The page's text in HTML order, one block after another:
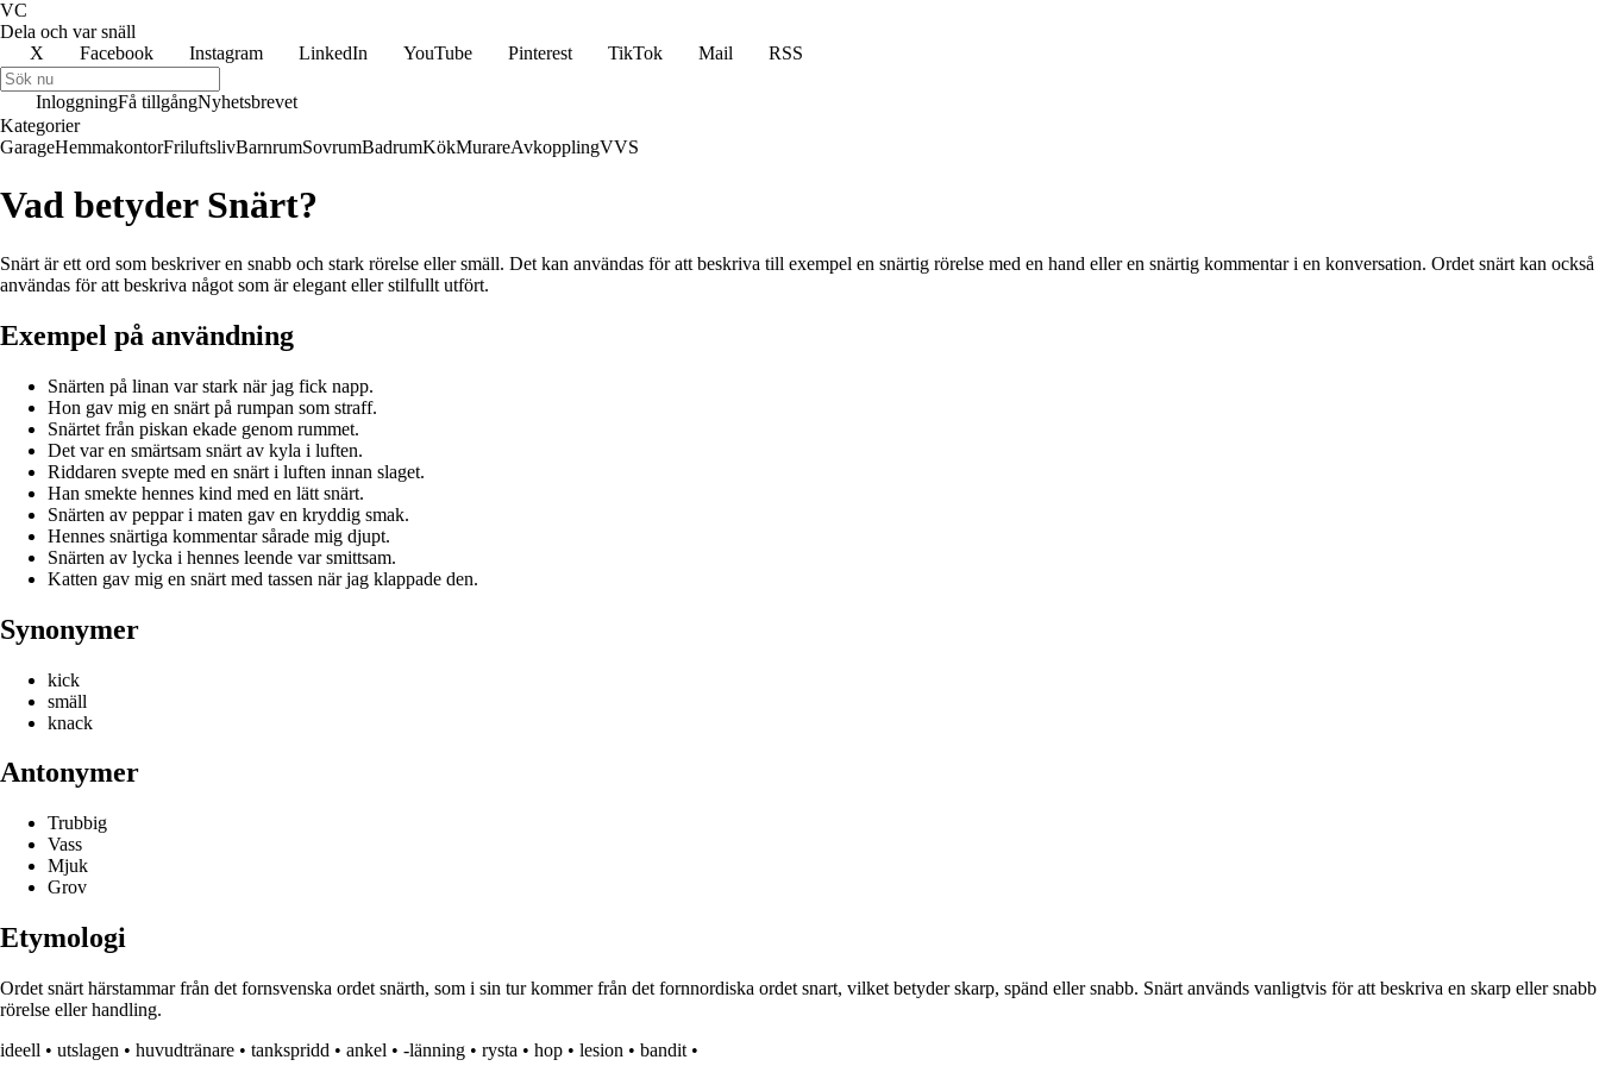
VC
Dela och var snäll
X
Facebook Instagram LinkedIn YouTube Pinterest TikTok Mail RSS
InloggningFå tillgångNyhetsbrevet
Kategorier
GarageHemmakontorFriluftslivBarnrumSovrumBadrumKökMurareAvkopplingVVS
Vad betyder Snärt?
Snärt är ett ord som beskriver en snabb och stark rörelse eller smäll. Det kan användas för att beskriva till exempel en snärtig rörelse med en hand eller en snärtig kommentar i en konversation. Ordet snärt kan också
användas för att beskriva något som är elegant eller stilfullt utfört.
Exempel på användning
Snärten på linan var stark när jag fick napp.
Hon gav mig en snärt på rumpan som straff.
Snärtet från piskan ekade genom rummet.
Det var en smärtsam snärt av kyla i luften.
Riddaren svepte med en snärt i luften innan slaget.
Han smekte hennes kind med en lätt snärt.
Snärten av peppar i maten gav en kryddig smak.
Hennes snärtiga kommentar sårade mig djupt.
Snärten av lycka i hennes leende var smittsam.
Katten gav mig en snärt med tassen när jag klappade den.
Synonymer
kick
smäll
knack
Antonymer
Trubbig
Vass
Mjuk
Grov
Etymologi
Ordet snärt härstammar från det fornsvenska ordet snärth, som i sin tur kommer från det fornnordiska ordet snart, vilket betyder skarp, spänd eller snabb. Snärt används vanligtvis för att beskriva en skarp eller snabb
rörelse eller handling.
ideell • utslagen • huvudtränare • tankspridd • ankel • -länning • rysta • hop • lesion • bandit •